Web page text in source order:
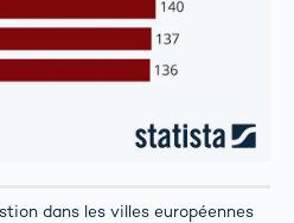
dans les villes européennes